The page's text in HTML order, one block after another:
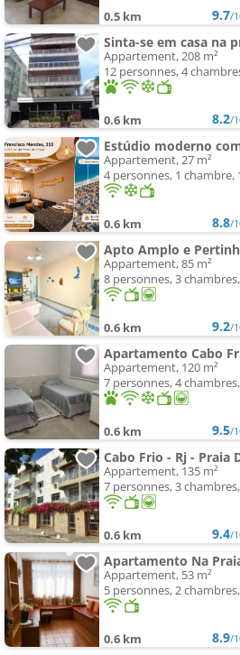
0.5 km 9.7/
Sinta-se em casa na
Appartement, 208 m²
12 personnes, 4
0.6 km 8.2/
Appartement, 27 m²
4 personnes, 1 chambre,
0.6 km 8.8/
Appartement, 85 m²
8 personnes, 3
0.6 km 9.2/
Apartamento Cabo
Appartement, 120 m²
7 personnes, 4
0.6 km 9.5/
Cabo Frio - Rj - Praia
Appartement, 135 m²
7 personnes, 3
0.6 km 9.4/
Appartement, 53 m²
5 personnes, 2
0.6 km 8.9/